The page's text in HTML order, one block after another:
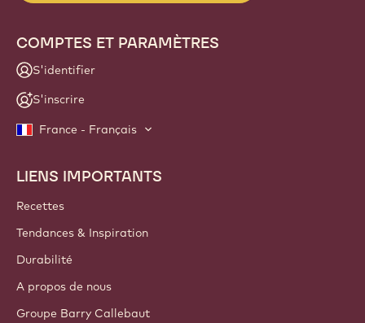
COMPTES ET PARAMÈTRES
S'identifier
S'inscrire
France - Français
Footer
Callebaut
LIENS IMPORTANTS
Recettes
Tendances & Inspiration
Durabilité
A propos de nous
Groupe Barry Callebaut